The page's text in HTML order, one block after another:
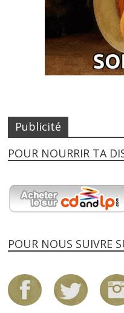
Publicité
POUR NOURRIR TA
POUR NOUS SUIVRE